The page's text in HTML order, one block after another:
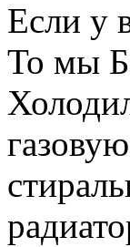
Если у
То мы